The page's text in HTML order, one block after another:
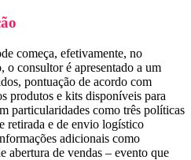
começa, efetivamente, no
o consultor é apresentado a um
pontuação de acordo com
produtos e kits disponíveis para
particularidades como três políticas
retirada e de envio logístico
adicionais como
abertura de vendas – evento que